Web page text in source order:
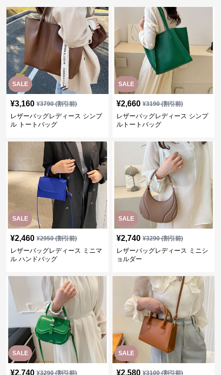
SALE
¥3,160 ¥3790(割引前)
レザーバッグレディース シンプ
ル トートバッグ
SALE
¥2,660 ¥3190(割引前)
レザーバッグレディース シンプ
ルトートバッグ
SALE
¥2,460 ¥2950(割引前)
レザーバッグレディース ミニマ
ル ハンドバッグ
SALE
¥2,740 ¥3290(割引前)
レザーバッグレディース ミニシ
ョルダー
SALE
¥2,740 ¥3290(割引前)
SALE
¥2,580 ¥3100(割引前)